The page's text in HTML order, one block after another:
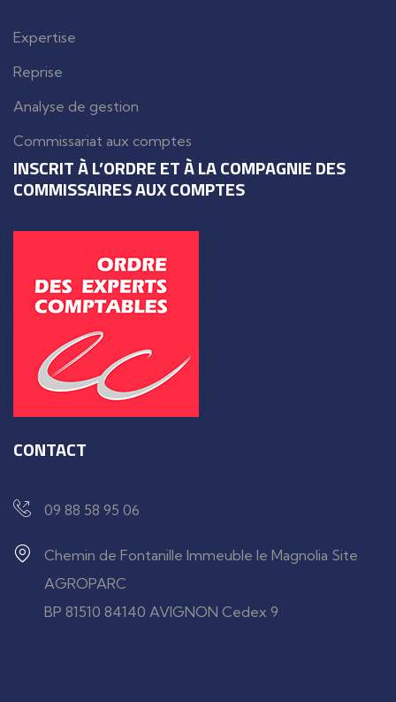
Expertise
Reprise
Analyse de gestion
Commissariat aux comptes
INSCRIT À L’ORDRE ET À LA COMPAGNIE DES
COMMISSAIRES AUX COMPTES
CONTACT
09 88 58 95 06
Chemin de Fontanille Immeuble le Magnolia Site
AGROPARC
BP 81510 84140 AVIGNON Cedex 9